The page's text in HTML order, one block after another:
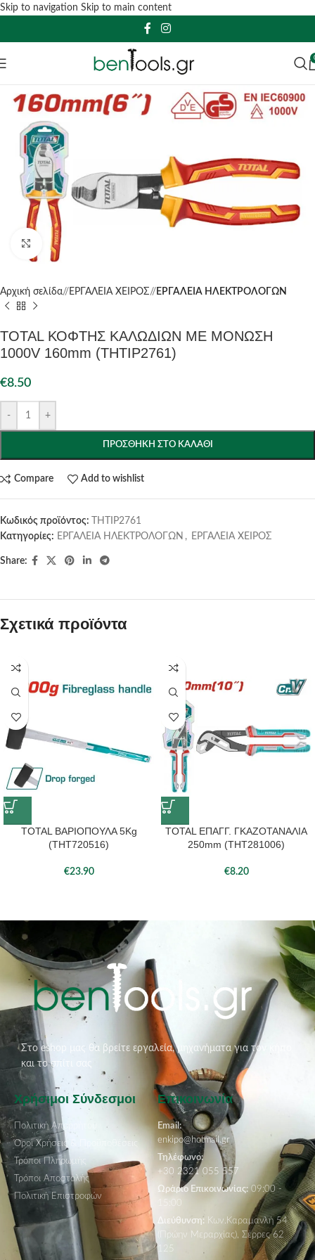
Skip to navigation Skip to main content
Click to enlarge
Αρχική σελίδα/ ΕΡΓΑΛΕΙΑ ΧΕΙΡΟΣ / ΕΡΓΑΛΕΙΑ ΗΛΕΚΤΡΟΛΟΓΩΝ
TOTAL ΚΟΦΤΗΣ ΚΑΛΩΔΙΩΝ ΜΕ ΜΟΝΩΣΗ
1000V 160mm (THTIP2761)
€8.50
- +
ΠΡΟΣΘΉΚΗ ΣΤΟ ΚΑΛΆΘΙ
Compare Add to wishlist
Κωδικός προϊόντος:
THTIP2761
Κατηγορίες: ΕΡΓΑΛΕΙΑ ΗΛΕΚΤΡΟΛΟΓΩΝ , ΕΡΓΑΛΕΙΑ ΧΕΙΡΟΣ
Share:
Σχετικά προϊόντα
TOTAL ΒΑΡΙΟΠΟΥΛΑ 5Kg
(THT720516)
€23.90
TOTAL ΕΠΑΓΓ. ΓΚΑΖΟΤΑΝΑΛΙΑ
250mm (THT281006)
€8.20
Στο eshop μας θα βρείτε εργαλεία, μηχανήματα για τον κήπο
και το σπίτι σας
Χρήσιμοι Σύνδεσμοι
Πολιτική Απορρήτου
Όροι Χρήσεις & Προϋποθέσεις
Τρόποι Πληρωμής
Τρόποι Αποστολής
Πολιτική Επιστροφών
Επικοινωνία
Email:
enkipo@hotmail.gr
Τηλέφωνο:
+30 2321 055 557
Ωράριο Επικοινωνίας: 09:00 -
15:00
Διεύθυνση: Κων.Καραμανλή 54
(Πρώην Μεραρχίας), Σέρρες 62
125